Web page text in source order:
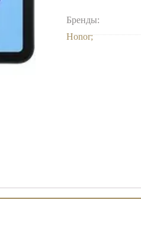
Бренды:
Honor